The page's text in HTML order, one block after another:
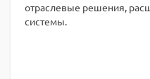
отраслевые решения,
системы.